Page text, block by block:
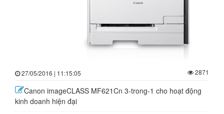
27/05/2016 | 11:15:05 2871
Canon imageCLASS MF621Cn 3-trong-1 cho hoạt động
kinh doanh hiện đại